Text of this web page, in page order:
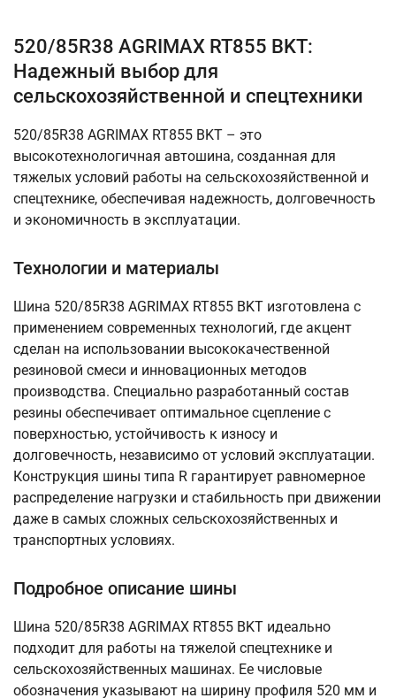
520/85R38 AGRIMAX RT855 BKT:
Надежный выбор для
сельскохозяйственной и спецтехники
520/85R38 AGRIMAX RT855 BKT – это
высокотехнологичная автошина, созданная для
тяжелых условий работы на сельскохозяйственной и
спецтехнике, обеспечивая надежность, долговечность
и экономичность в эксплуатации.
Технологии и материалы
Шина 520/85R38 AGRIMAX RT855 BKT изготовлена с
применением современных технологий, где акцент
сделан на использовании высококачественной
резиновой смеси и инновационных методов
производства. Специально разработанный состав
резины обеспечивает оптимальное сцепление с
поверхностью, устойчивость к износу и
долговечность, независимо от условий эксплуатации.
Конструкция шины типа R гарантирует равномерное
распределение нагрузки и стабильность при движении
даже в самых сложных сельскохозяйственных и
транспортных условиях.
Подробное описание шины
Шина 520/85R38 AGRIMAX RT855 BKT идеально
подходит для работы на тяжелой спецтехнике и
сельскохозяйственных машинах. Ее числовые
обозначения указывают на ширину профиля 520 мм и